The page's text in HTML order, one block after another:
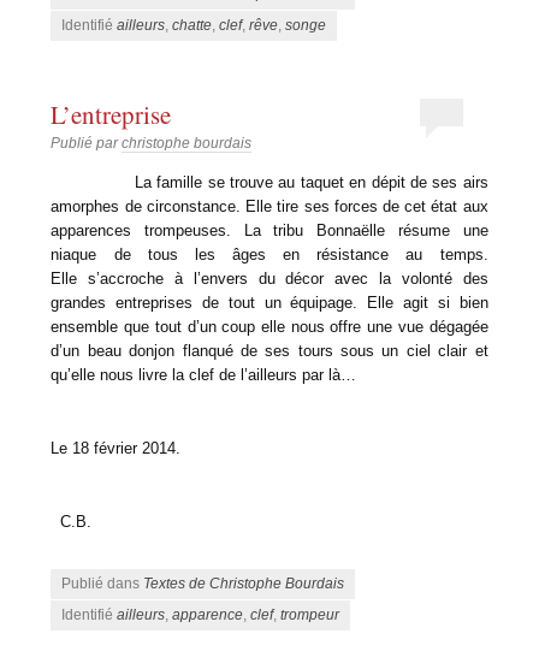
Identifiéailleurs,chatte,clef,rêve,songe
L’entreprise
Publié parchristophe bourdais
La famille se trouve au taquet en dépit de ses airs
amorphes de circonstance. Elle tire ses forces de cet état aux
apparences trompeuses. La tribu Bonnaëlle résume une
niaque de tous les âges en résistance au temps.
Elle s’accroche à l’envers du décor avec la volonté des
grandes entreprises de tout un équipage. Elle agit si bien
ensemble que tout d’un coup elle nous offre une vue dégagée
d’un beau donjon flanqué de ses tours sous un ciel clair et
qu’elle nous livre la clef de l’ailleurs par là…
Le 18 février 2014.
C.B.
Publié dans Textes de Christophe Bourdais
Identifiéailleurs ,apparence ,clef,trompeur